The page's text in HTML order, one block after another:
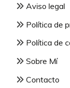
Aviso legal
Política de
Política de
Sobre Mí
Contacto